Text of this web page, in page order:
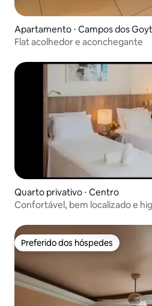
Apartamento ⋅ Campos dos
Flat acolhedor e aconchegante
Quarto privativo ⋅ Centro
Confortável, bem localizado e
Preferido dos hóspedes
Preferido dos hóspedes